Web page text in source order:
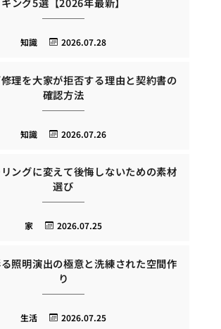
2026.07.28
知識
理を大家が拒否する理由と契約書の
確認方法
2026.07.26
知識
ングに変えて後悔しないための素材
選び
2026.07.25
家
照明演出の極意と洗練された空間作
り
2026.07.25
生活